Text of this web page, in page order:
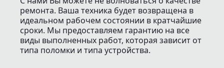
ремонта. Ваша техника будет возвращена в
идеальном рабочем состоянии в кратчайшие
сроки. Мы предоставляем гарантию на все
виды выполненных работ, которая зависит от
типа поломки и типа устройства.